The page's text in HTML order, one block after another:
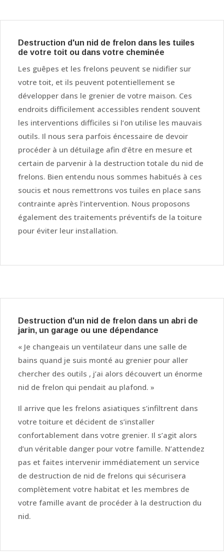
Destruction d'un nid de frelon dans les tuiles
de votre toit ou dans votre cheminée
Les guêpes et les frelons peuvent se nidifier sur
votre toit, et ils peuvent potentiellement se
développer dans le grenier de votre maison. Ces
endroits difficilement accessibles rendent souvent
les interventions difficiles si l’on utilise les mauvais
outils. Il nous sera parfois éncessaire de devoir
procéder à un détuilage afin d’être en mesure et
certain de parvenir à la destruction totale du nid de
frelons. Bien entendu nous sommes habitués à ces
soucis et nous remettrons vos tuiles en place sans
contrainte après l’intervention. Nous proposons
également des traitements préventifs de la toiture
pour éviter leur installation.
Destruction d'un nid de frelon dans un abri de
jarin, un garage ou une dépendance
« Je changeais un ventilateur dans une salle de
bains quand je suis monté au grenier pour aller
chercher des outils , j’ai alors découvert un énorme
nid de frelon qui pendait au plafond. »
Il arrive que les frelons asiatiques s’infiltrent dans
votre toiture et décident de s’installer
confortablement dans votre grenier. Il s’agit alors
d’un véritable danger pour votre famille. N’attendez
pas et faites intervenir immédiatement un service
de destruction de nid de frelons qui sécurisera
complètement votre habitat et les membres de
votre famille avant de procéder à la destruction du
nid.